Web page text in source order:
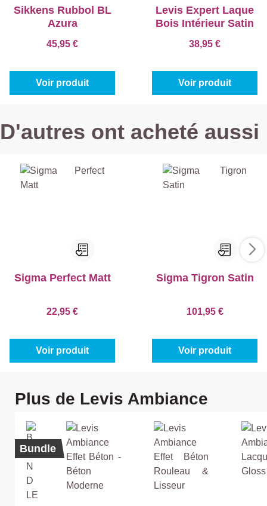
Sikkens Rubbol BL
Azura
45,95 €
Voir produit
Levis Expert Laque
Bois Intérieur Satin
38,95 €
Voir produit
D'autres ont acheté aussi
Sigma Perfect Matt
22,95 €
Voir produit
Sigma Tigron Satin
101,95 €
Voir produit
Ignorer la galerie de produits
Plus de Levis Ambiance
Bundle